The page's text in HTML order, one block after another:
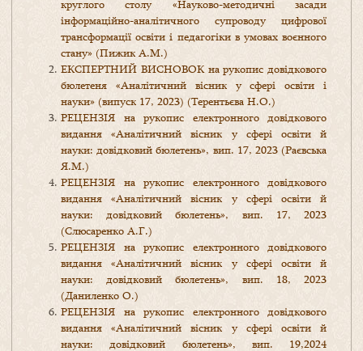
круглого столу «Науково-методичні засади
інформаційно-аналітичного супроводу цифрової
трансформації освіти і педагогіки в умовах воєнного
стану» (Пижик А.М.)
ЕКСПЕРТНИЙ ВИСНОВОК на рукопис довідкового
бюлетеня «Аналітичний вісник у сфері освіти і
науки» (випуск 17, 2023) (Терентьєва Н.О.)
РЕЦЕНЗІЯ на рукопис електронного довідкового
видання «Аналітичний вісник у сфері освіти й
науки: довідковий бюлетень», вип. 17, 2023 (Раєвська
Я.М.)
РЕЦЕНЗІЯ на рукопис електронного довідкового
видання «Аналітичний вісник у сфері освіти й
науки: довідковий бюлетень», вип. 17, 2023
(Слюсаренко А.Г.)
РЕЦЕНЗІЯ на рукопис електронного довідкового
видання «Аналітичний вісник у сфері освіти й
науки: довідковий бюлетень», вип. 18, 2023
(Даниленко О.)
РЕЦЕНЗІЯ на рукопис електронного довідкового
видання «Аналітичний вісник у сфері освіти й
науки: довідковий бюлетень», вип. 19,2024